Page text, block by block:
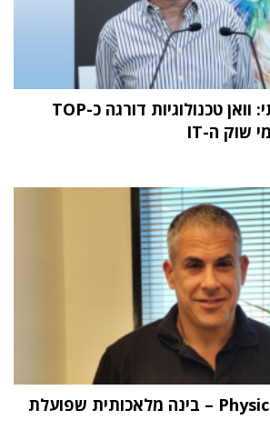
מחקר STKI השנתי: וואן טכנולוגיות דורגה כ-TOP
"העתיד הוא Physical AI – בינה מלאכותית שפועלת